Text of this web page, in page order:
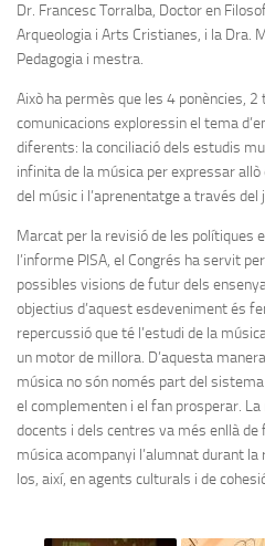
Dr. Francesc Torralba, Doctor en
Arqueologia i Arts Cristianes, i la Dra.
Pedagogia i mestra.
Això ha permès que les 4 ponències,
comunicacions exploressin el tema
diferents: la conciliació dels estudis
infinita de la música per expressar
del músic i l’aprenentatge a través del
Marcat per la revisió de les polítiques
l’informe PISA, el Congrés ha servit
possibles visions de futur dels
objectius d’aquest esdeveniment és
repercussió que té l’estudi de la
un motor de millora. D’aquesta
música no són només part del
el complementen i el fan prosperar.
docents i dels centres va més enllà
música acompanyi l’alumnat durant
los, així, en agents culturals i de